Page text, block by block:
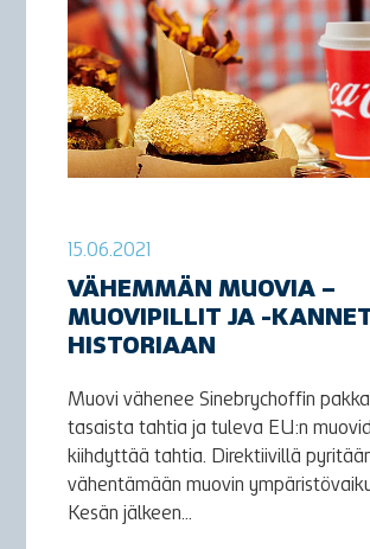
15.06.2021
VÄHEMMÄN MUOVIA –
MUOVIPILLIT JA -
HISTORIAAN
Muovi vähenee Sinebrychoffin
tasaista tahtia ja tuleva EU:n
kiihdyttää tahtia. Direktiivillä
vähentämään muovin
Kesän jälkeen...